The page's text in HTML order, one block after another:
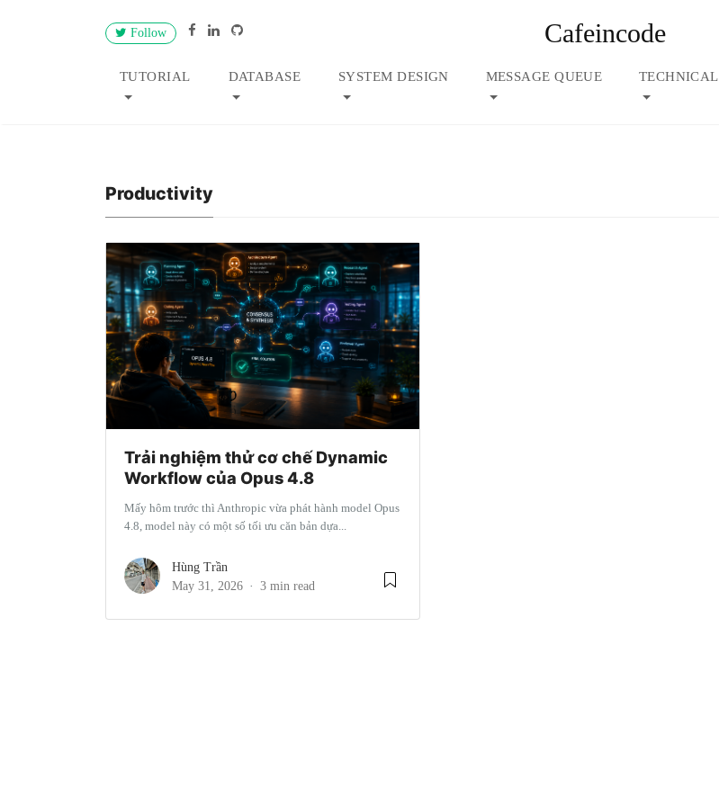
Follow Cafeincode
TUTORIAL DATABASE SYSTEM DESIGN MESSAGE QUEUE TECHNICAL
Productivity
Trải nghiệm thử cơ chế Dynamic
Workflow của Opus 4.8
Mấy hôm trước thì Anthropic vừa phát hành model Opus
4.8, model này có một số tối ưu căn bản dựa...
Hùng Trần
May 31, 2026
3 min read